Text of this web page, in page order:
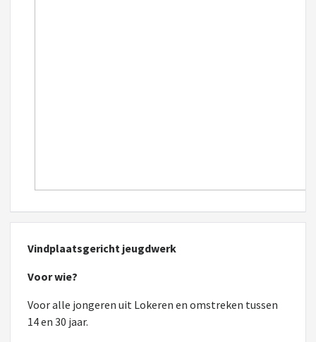
Vindplaatsgericht jeugdwerk
Voor wie?
Voor alle jongeren uit Lokeren en omstreken tussen
14 en 30 jaar.